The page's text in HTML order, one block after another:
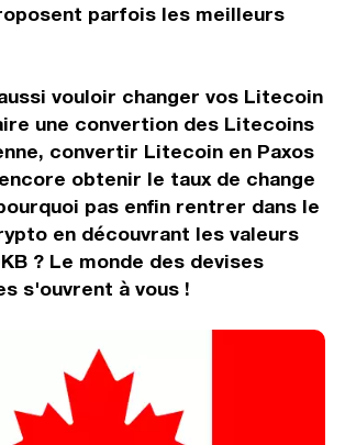
parfois les meilleurs
vouloir changer vos Litecoin
une convertion des Litecoins
convertir Litecoin en Paxos
obtenir le taux de change
pas enfin rentrer dans le
en découvrant les valeurs
? Le monde des devises
s'ouvrent à vous !